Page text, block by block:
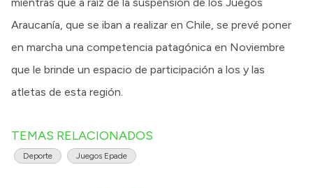
Araucanía, que se iban a realizar en Chile, se prevé poner
en marcha una competencia patagónica en Noviembre
que le brinde un espacio de participación a los y las
atletas de esta región.
TEMAS RELACIONADOS
Deporte Juegos Epade